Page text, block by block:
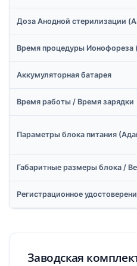
Доза Анодной стерилизации
Время процедуры Ионофореза
Аккумуляторная батарея
Время работы / Время зарядки
Параметры блока питания
Габаритные размеры блока /
Регистрационное
Заводская